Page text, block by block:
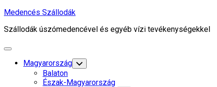
Skip
content
Medencés Szállodák
Szállodák úszómedencével és egyéb vízi tevékenységekkel
Expand
Magyarország Toggle
Child
Balaton
Észak-Magyarország